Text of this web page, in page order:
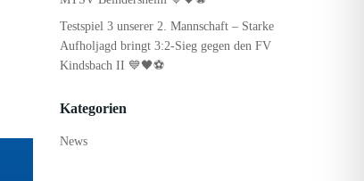
Testspiel 3 unserer 2. Mannschaft – Starke
Aufholjagd bringt 3:2-Sieg gegen den FV
Kindsbach II 💙🖤⚽
Kategorien
News